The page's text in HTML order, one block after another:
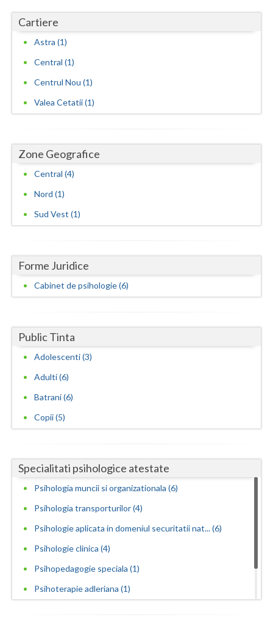
Cartiere
Astra (1)
Central (1)
Centrul Nou (1)
Valea Cetatii (1)
Zone Geografice
Central (4)
Nord (1)
Sud Vest (1)
Forme Juridice
Cabinet de psihologie (6)
Public Tinta
Adolescenti (3)
Adulti (6)
Batrani (6)
Copii (5)
Specialitati psihologice atestate
Psihologia muncii si organizationala (6)
Psihologia transporturilor (4)
Psihologie aplicata in domeniul securitatii nat... (6)
Psihologie clinica (4)
Psihopedagogie speciala (1)
Psihoterapie adleriana (1)